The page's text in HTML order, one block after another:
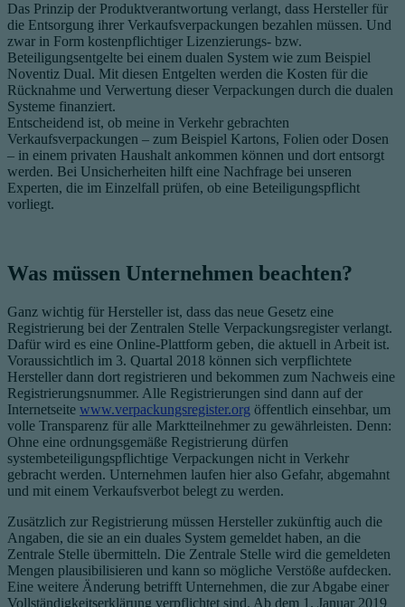
Das Prinzip der Produktverantwortung verlangt, dass Hersteller für
die Entsorgung ihrer Verkaufsverpackungen bezahlen müssen. Und
zwar in Form kostenpflichtiger Lizenzierungs- bzw.
Beteiligungsentgelte bei einem dualen System wie zum Beispiel
Noventiz Dual. Mit diesen Entgelten werden die Kosten für die
Rücknahme und Verwertung dieser Verpackungen durch die dualen
Systeme finanziert.
Entscheidend ist, ob meine in Verkehr gebrachten
Verkaufsverpackungen – zum Beispiel Kartons, Folien oder Dosen
– in einem privaten Haushalt ankommen können und dort entsorgt
werden. Bei Unsicherheiten hilft eine Nachfrage bei unseren
Experten, die im Einzelfall prüfen, ob eine Beteiligungspflicht
vorliegt.
Was müssen Unternehmen beachten?
Ganz wichtig für Hersteller ist, dass das neue Gesetz eine
Registrierung bei der Zentralen Stelle Verpackungsregister verlangt.
Dafür wird es eine Online-Plattform geben, die aktuell in Arbeit ist.
Voraussichtlich im 3. Quartal 2018 können sich verpflichtete
Hersteller dann dort registrieren und bekommen zum Nachweis eine
Registrierungsnummer. Alle Registrierungen sind dann auf der
Internetseite www.verpackungsregister.org öffentlich einsehbar, um
volle Transparenz für alle Marktteilnehmer zu gewährleisten. Denn:
Ohne eine ordnungsgemäße Registrierung dürfen
systembeteiligungspflichtige Verpackungen nicht in Verkehr
gebracht werden. Unternehmen laufen hier also Gefahr, abgemahnt
und mit einem Verkaufsverbot belegt zu werden.
Zusätzlich zur Registrierung müssen Hersteller zukünftig auch die
Angaben, die sie an ein duales System gemeldet haben, an die
Zentrale Stelle übermitteln. Die Zentrale Stelle wird die gemeldeten
Mengen plausibilisieren und kann so mögliche Verstöße aufdecken.
Eine weitere Änderung betrifft Unternehmen, die zur Abgabe einer
Vollständigkeitserklärung verpflichtet sind. Ab dem 1. Januar 2019